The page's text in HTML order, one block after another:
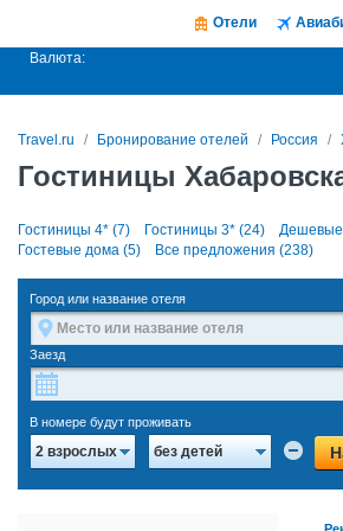
Отели
Валюта:
Travel.ru Бронирование отелей Россия
Гостиницы
Гостиницы 4* (7) Гостиницы 3* (24) Дешевые
Гостевые дома (5)
Все предложения (238)
Город или название отеля
Заезд
В номере будут проживать
2 взрослых без детей